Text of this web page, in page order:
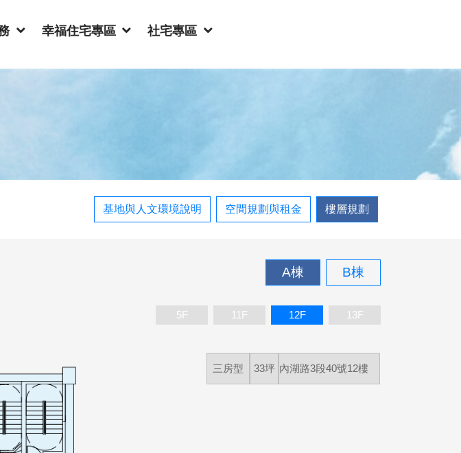
幸福住宅專區 社宅專區
基地與人文環境說明 空間規劃與租金 樓層規劃
A棟 B棟
5F 11F 12F 13F
三房型 33坪 內湖路3段40號12樓